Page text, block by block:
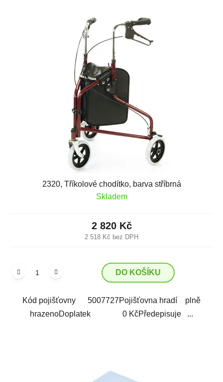
2320, Tříkolové chodítko, barva stříbrná
Skladem
2 518 Kč bez DPH
2 820 Kč
DO KOŠÍKU
Kód pojišťovny 5007727Pojišťovna hradí plně
hrazenoDoplatek 0 KčPředepisuje ...